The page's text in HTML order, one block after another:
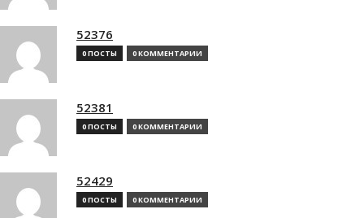
52376
0 ПОСТЫ 0 КОММЕНТАРИИ
52381
0 ПОСТЫ 0 КОММЕНТАРИИ
52429
0 ПОСТЫ 0 КОММЕНТАРИИ